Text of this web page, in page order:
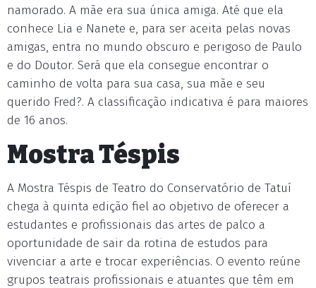
namorado. A mãe era sua única amiga. Até que ela
conhece Lia e Nanete e, para ser aceita pelas novas
amigas, entra no mundo obscuro e perigoso de Paulo
e do Doutor. Será que ela consegue encontrar o
caminho de volta para sua casa, sua mãe e seu
querido Fred?. A classificação indicativa é para maiores
de 16 anos.
Mostra Téspis
A Mostra Téspis de Teatro do Conservatório de Tatuí
chega à quinta edição fiel ao objetivo de oferecer a
estudantes e profissionais das artes de palco a
oportunidade de sair da rotina de estudos para
vivenciar a arte e trocar experiências. O evento reúne
grupos teatrais profissionais e atuantes que têm em